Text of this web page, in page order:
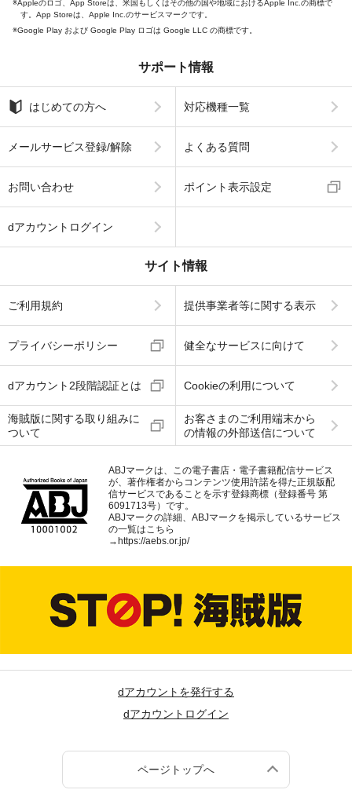
Appleのロゴ、App Storeは、米国もしくはその他の国や地域におけるApple Inc.の商標で
す。App Storeは、Apple Inc.のサービスマークです。
Google Play および Google Play ロゴは Google LLC の商標です。
サポート情報
はじめての方へ 対応機種一覧
メールサービス登録/解除 よくある質問
お問い合わせ ポイント表示設定
dアカウントログイン
サイト情報
ご利用規約 提供事業者等に関する表示
プライバシーポリシー 健全なサービスに向けて
dアカウント2段階認証とは Cookieの利用について
海賊版に関する取り組みに
ついて
お客さまのご利用端末から
の情報の外部送信について
ABJマークは、この電子書店・電子書籍配信サービス
が、著作権者からコンテンツ使用許諾を得た正規版配
信サービスであることを示す登録商標（登録番号 第
6091713号）です。
ABJマークの詳細、ABJマークを掲示しているサービス
の一覧はこちら
→https://aebs.or.jp/
dアカウントを発行する
dアカウントログイン
ページトップへ